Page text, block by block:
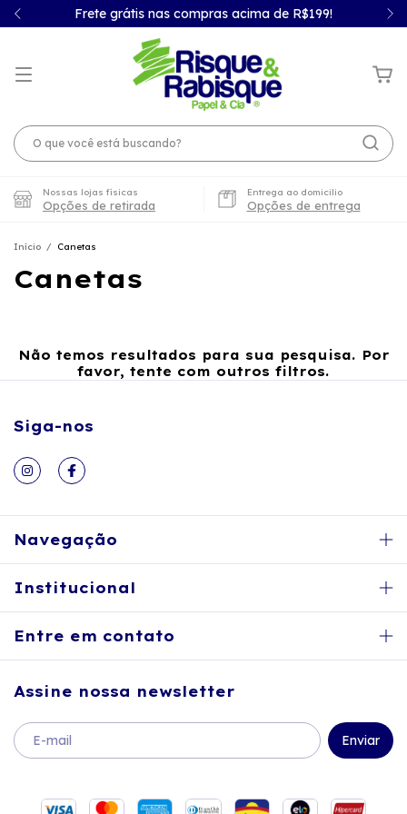
Frete grátis nas compras acima de R$199!
Nossas lojas físicas
Opções de retirada
Entrega ao domicilio
Opções de entrega
Início / Canetas
Canetas
Não temos resultados para sua pesquisa. Por
favor, tente com outros filtros.
Siga-nos
Navegação
Institucional
Entre em contato
Assine nossa newsletter